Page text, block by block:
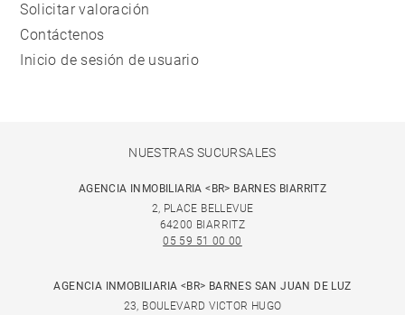
Solicitar valoración
Contáctenos
Inicio de sesión de usuario
NUESTRAS SUCURSALES
AGENCIA INMOBILIARIA <BR> BARNES BIARRITZ
2, PLACE BELLEVUE
64200 BIARRITZ
05 59 51 00 00
AGENCIA INMOBILIARIA <BR> BARNES SAN JUAN DE LUZ
23, BOULEVARD VICTOR HUGO